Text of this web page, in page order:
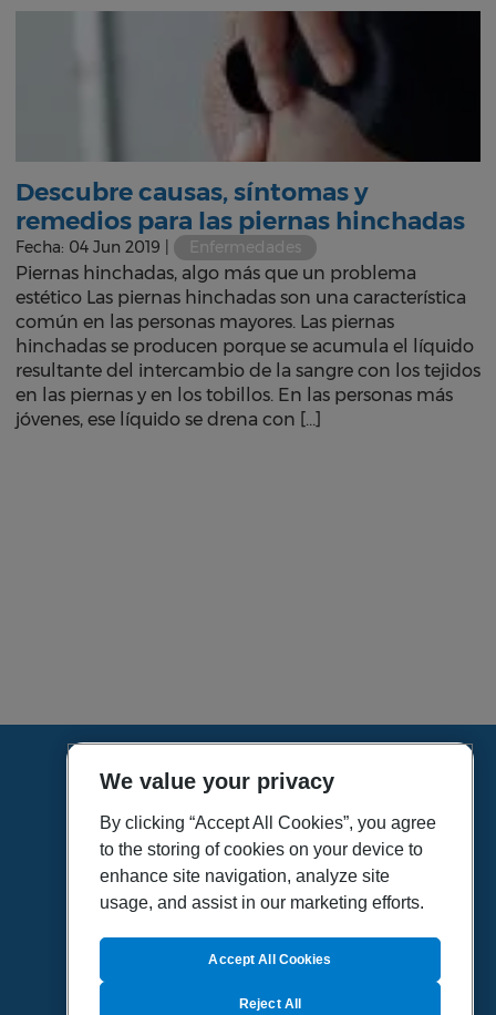
Descubre causas, síntomas y
remedios para las piernas hinchadas
Fecha: 04 Jun 2019 | Enfermedades
Piernas hinchadas, algo más que un problema
estético Las piernas hinchadas son una característica
común en las personas mayores. Las piernas
hinchadas se producen porque se acumula el líquido
resultante del intercambio de la sangre con los tejidos
en las piernas y en los tobillos. En las personas más
jóvenes, ese líquido se drena con […]
HOME
VÍDEOS
POLÍTICA DE PRIVACIDAD
POLÍTICA DE COOKIES
MAPA DEL SITIO
QUIENES SOMOS
We value your privacy
By clicking “Accept All Cookies”, you agree
to the storing of cookies on your device to
enhance site navigation, analyze site
usage, and assist in our marketing efforts.
Reject All
Accept All Cookies